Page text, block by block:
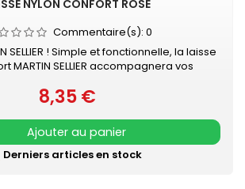
NYLON CONFORT ROSE
Commentaire(s): 0
SELLIER ! Simple et fonctionnelle, la laisse
MARTIN SELLIER accompagnera vos
renforcée pour plus de confort
noir Retrouvez également les COLLIERS
NYLON CONFORT assortis
Prix
8,35 €
Ajouter au panier
Derniers articles en stock